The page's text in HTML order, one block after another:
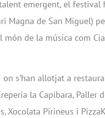
emergent, el festival
Magna de San Miguel)
de la música com
s’han allotjat a
la Capibara, Paller
Xocolata Pirineus i